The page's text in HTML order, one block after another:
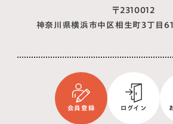
〒2310012
神奈川県横浜市中区相生町3丁目
会員登録 ログイン